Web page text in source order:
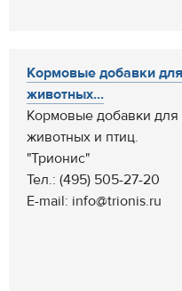
Кормовые добавки
животных...
Кормовые добавки для
животных и птиц.
"Трионис"
Тел.: (495) 505-27-20
E-mail: info@trionis.ru